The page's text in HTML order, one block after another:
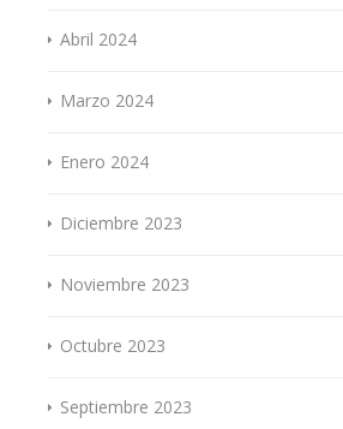
Abril 2024
Marzo 2024
Enero 2024
Diciembre 2023
Noviembre 2023
Octubre 2023
Septiembre 2023